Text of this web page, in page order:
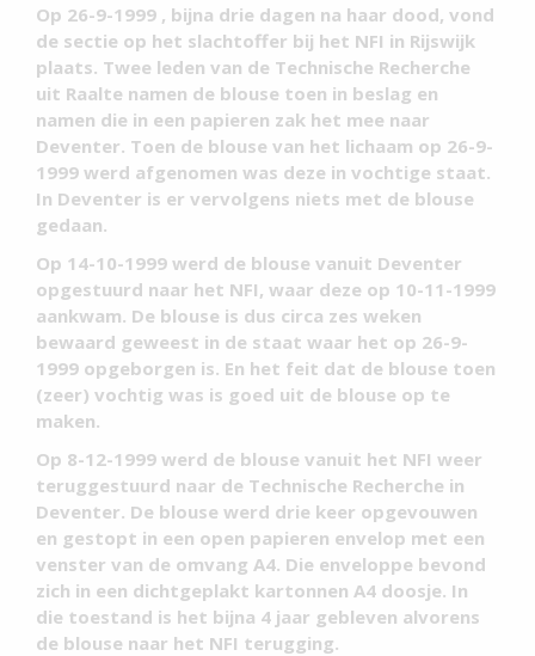
Op 26-9-1999 , bijna drie dagen na haar dood, vond
de sectie op het slachtoffer bij het NFI in Rijswijk
plaats. Twee leden van de Technische Recherche
uit Raalte namen de blouse toen in beslag en
namen die in een papieren zak het mee naar
Deventer. Toen de blouse van het lichaam op 26-9-
1999 werd afgenomen was deze in vochtige staat.
In Deventer is er vervolgens niets met de blouse
gedaan.
Op 14-10-1999 werd de blouse vanuit Deventer
opgestuurd naar het NFI, waar deze op 10-11-1999
aankwam. De blouse is dus circa zes weken
bewaard geweest in de staat waar het op 26-9-
1999 opgeborgen is. En het feit dat de blouse toen
(zeer) vochtig was is goed uit de blouse op te
maken.
Op 8-12-1999 werd de blouse vanuit het NFI weer
teruggestuurd naar de Technische Recherche in
Deventer. De blouse werd drie keer opgevouwen
en gestopt in een open papieren envelop met een
venster van de omvang A4. Die enveloppe bevond
zich in een dichtgeplakt kartonnen A4 doosje. In
die toestand is het bijna 4 jaar gebleven alvorens
de blouse naar het NFI terugging.